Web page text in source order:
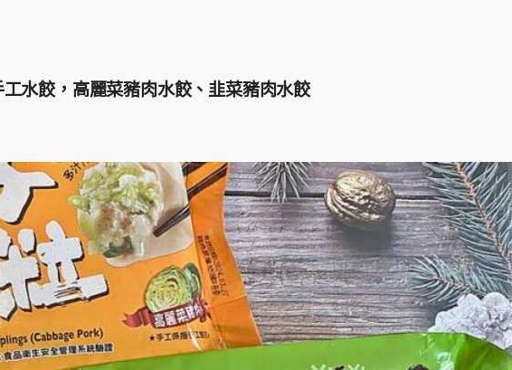
水餃，高麗菜豬肉水餃、韭菜豬肉水餃